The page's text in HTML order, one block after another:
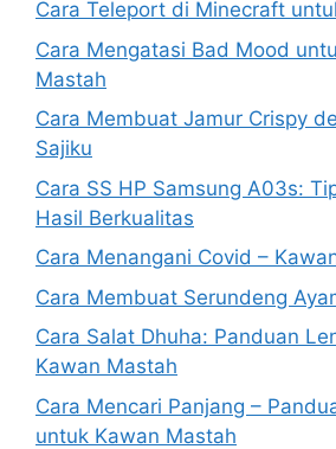
Cara Teleport di Minecraft
Cara Mengatasi Bad Mood
Mastah
Cara Membuat Jamur Crispy
Sajiku
Cara SS HP Samsung A03s:
Hasil Berkualitas
Cara Menangani Covid –
Cara Membuat Serundeng
Cara Salat Dhuha: Panduan
Kawan Mastah
Cara Mencari Panjang –
untuk Kawan Mastah